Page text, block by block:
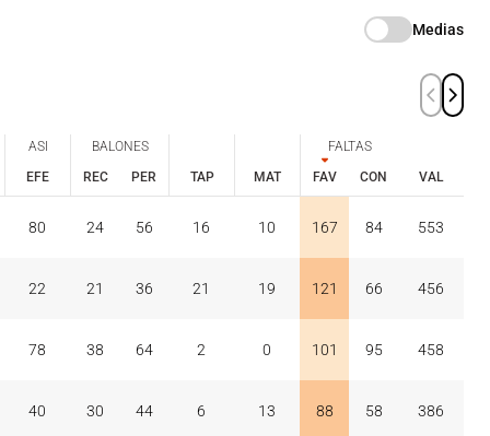
Medias
ASI
BALONES
TAP
MAT
FALTAS
VAL
EFE REC PER FAV CON
80 24 56 16 10 167 84 553
22 21 36 21 19 121 66 456
78 38 64 2 0 101 95 458
40 30 44 6 13 88 58 386